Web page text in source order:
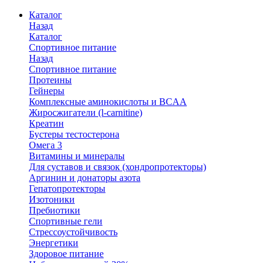
Каталог
Назад
Каталог
Спортивное питание
Назад
Спортивное питание
Протеины
Гейнеры
Комплексные аминокислоты и BCAA
Жиросжигатели (l-carnitine)
Креатин
Бустеры тестостерона
Омега 3
Витамины и минералы
Для суставов и связок (хондропротекторы)
Аргинин и донаторы азота
Гепатопротекторы
Изотоники
Пребиотики
Спортивные гели
Стрессоустойчивость
Энергетики
Здоровое питание